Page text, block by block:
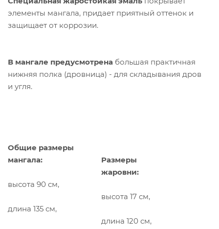
элементы мангала, придает приятный оттенок и
защищает от коррозии.
В мангале предусмотрена большая практичная
нижняя полка (дровница) - для складывания дров
и угля.
Общие размеры
мангала:
высота 90 см,
длина 135 см,
Размеры
жаровни:
высота 17 см,
длина 120 см,